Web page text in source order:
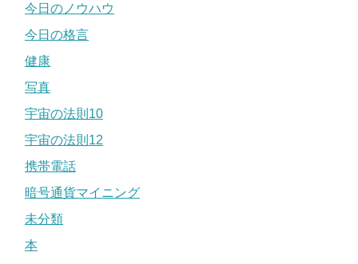
今日のノウハウ
今日の格言
健康
写真
宇宙の法則10
宇宙の法則12
携帯電話
暗号通貨マイニング
未分類
本